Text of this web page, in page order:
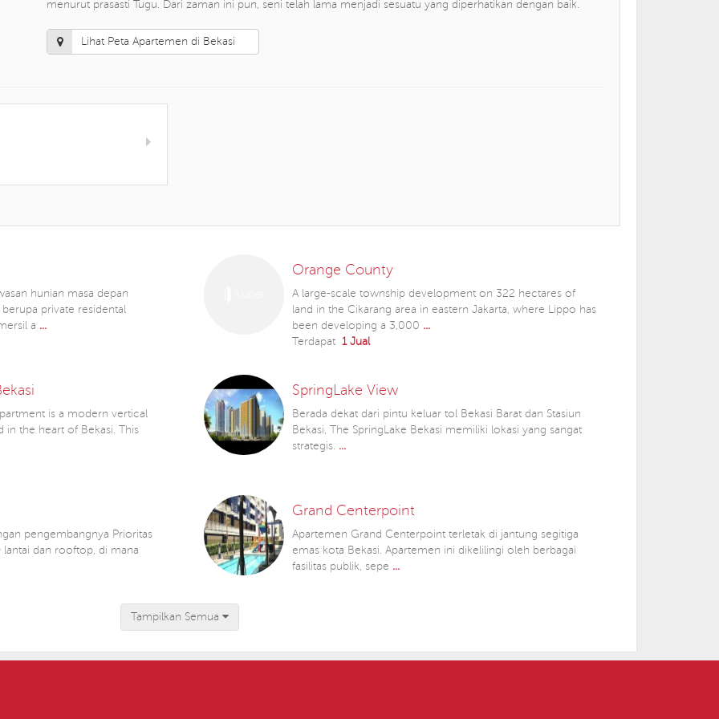
menurut prasasti Tugu. Dari zaman ini pun, seni telah lama menjadi sesuatu yang diperhatikan dengan baik.
Lihat Peta Apartemen di Bekasi
hunian masa depan
private residental
a ...
Orange County
A large-scale township development on 322 hectares of
land in the Cikarang area in eastern Jakarta, where Lippo has
been developing a 3,000 ...
Terdapat 1 Jual
is a modern vertical
in the heart of Bekasi. This
SpringLake View
Berada dekat dari pintu keluar tol Bekasi Barat dan Stasiun
Bekasi, The SpringLake Bekasi memiliki lokasi yang sangat
strategis. ...
pengembangnya Prioritas
dan rooftop, di mana
Grand Centerpoint
Apartemen Grand Centerpoint terletak di jantung segitiga
emas kota Bekasi. Apartemen ini dikelilingi oleh berbagai
fasilitas publik, sepe ...
Tampilkan Semua